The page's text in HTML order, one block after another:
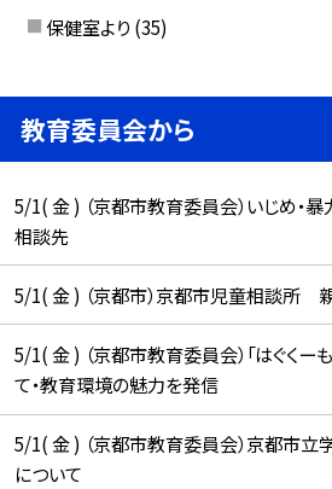
保健室より (35)
教育委員会から
5/1( 金 ) （京都市教育委員会）いじめ・
相談先
5/1( 金 ) （京都市）京都市児童相談所
5/1( 金 ) （京都市教育委員会）「はぐくー
て・教育環境の魅力を発信
5/1( 金 ) （京都市教育委員会）京都市立
について